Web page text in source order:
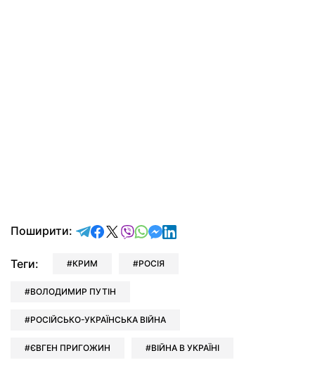
Поширити: відправити у Telegram
поділитись у Facebook
поділитись у X
відправити у Viber
відправити у Whatsapp
відправити у Messenger
відправити у LinkedIn
Теги: КРИМ РОСІЯ
ВОЛОДИМИР ПУТІН
РОСІЙСЬКО-УКРАЇНСЬКА ВІЙНА
ЄВГЕН ПРИГОЖИН ВІЙНА В УКРАЇНІ